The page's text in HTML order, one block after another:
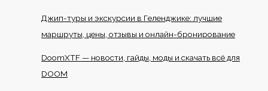
Джип-туры и экскурсии в Геленджике: лучшие
маршруты, цены, отзывы и онлайн-бронирование
DoomXTF — новости, гайды, моды и скачать всё для
DOOM